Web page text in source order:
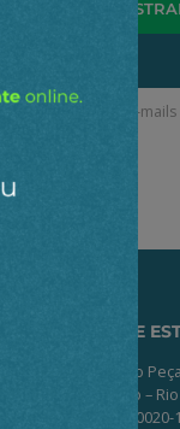
receber nossos e-
ONDE
Av. Nilo
Centro –
CEP: